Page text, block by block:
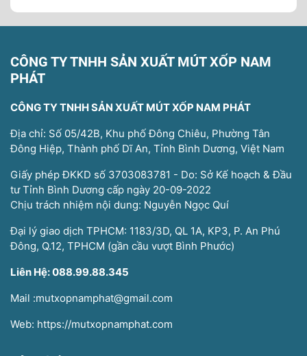
CÔNG TY TNHH SẢN XUẤT MÚT XỐP NAM
PHÁT
CÔNG TY TNHH SẢN XUẤT MÚT XỐP NAM PHÁT
Địa chỉ: Số 05/42B, Khu phố Đông Chiêu, Phường Tân
Đông Hiệp, Thành phố Dĩ An, Tỉnh Bình Dương, Việt Nam
Giấy phép ĐKKD số 3703083781 - Do: Sở Kế hoạch & Đầu
tư Tỉnh Bình Dương cấp ngày 20-09-2022
Chịu trách nhiệm nội dung: Nguyễn Ngọc Quí
Đại lý giao dịch TPHCM: 1183/3D, QL 1A, KP3, P. An Phú
Đông, Q.12, TPHCM (gần cầu vượt Bình Phước)
Liên Hệ: 088.99.88.345
Mail :mutxopnamphat@gmail.com
Web: https://mutxopnamphat.com